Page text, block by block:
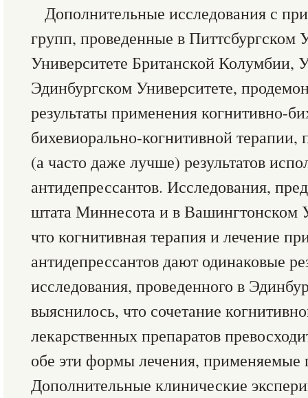
Дополнительные исследования с
групп, проведенные в Питтсбургском
Университете Британской Колумбии,
Эдинбургском Университете,
результаты применения когнитивно-
бихевиорально-когнитивной
(а часто даже лучше) результатов
антидепрессантов. Исследования,
штата Миннесота и в Вашингтонском
что когнитивная терапия и лечение
антидепрессантов дают одинаковые
исследования, проведенного в
выяснилось, что сочетание
лекарственных препаратов
обе эти формы лечения, применяемые
Дополнительные клинические